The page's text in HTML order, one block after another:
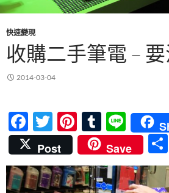
快速變現
收購二手筆電 –
2014-03-04
F
ac
e
b
T
w
itt
er
Pi
nt
er
es
T
u
m
bl
Li
n
e
Post
Save